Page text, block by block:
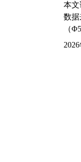
本文
数据
（